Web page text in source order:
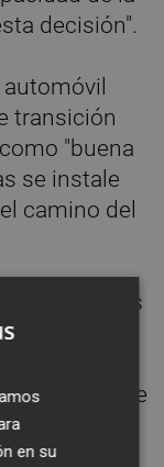
decisión".
transición
"buena
se instale
camino del
años
que en
aquí"
suficiente
en su